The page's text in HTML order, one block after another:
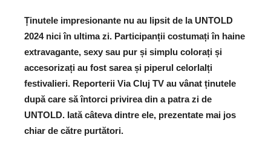
Ținutele impresionante nu au lipsit de la UNTOLD
2024 nici în ultima zi. Participanții costumați în haine
extravagante, sexy sau pur și simplu colorați și
accesorizați au fost sarea și piperul celorlalți
festivalieri. Reporterii Via Cluj TV au vânat ținutele
după care să întorci privirea din a patra zi de
UNTOLD. Iată câteva dintre ele, prezentate mai jos
chiar de către purtători.